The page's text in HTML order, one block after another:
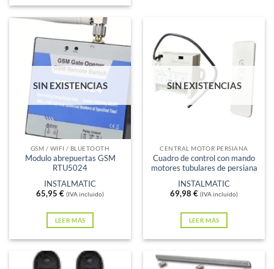
SIN EXISTENCIAS
GSM / WIFI / BLUETOOTH
Modulo abrepuertas GSM
RTU5024
INSTALMATIC
65,95 € (IVA incluido)
LEER MÁS
SIN EXISTENCIAS
CENTRAL MOTOR PERSIANA
Cuadro de control con mando
motores tubulares de persiana
INSTALMATIC
69,98 € (IVA incluido)
LEER MÁS